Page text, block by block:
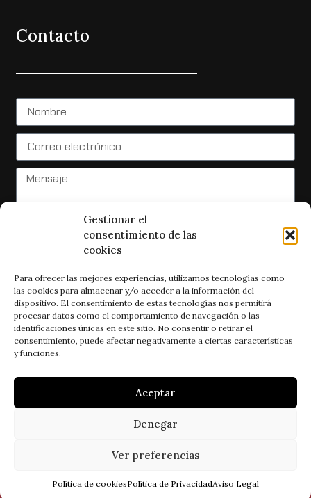
Gestionar el
consentimiento de las
cookies
Para ofrecer las mejores experiencias, utilizamos tecnologías como
las cookies para almacenar y/o acceder a la información del
dispositivo. El consentimiento de estas tecnologías nos permitirá
procesar datos como el comportamiento de navegación o las
identificaciones únicas en este sitio. No consentir o retirar el
consentimiento, puede afectar negativamente a ciertas características
y funciones.
Aceptar
Denegar
Ver preferencias
Política de cookiesPolítica de PrivacidadAviso Legal
Contacto
He leído y acepto la política de privacidad
ENVIAR
Síguenos:
reservados.